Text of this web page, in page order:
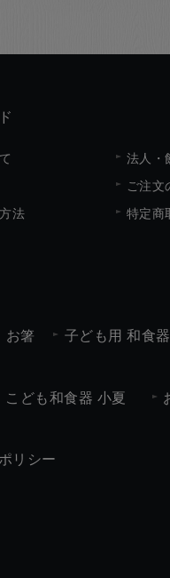
法人・
ご注文
法
特定商
お箸 子ども用 和食器
こども和食器 小夏
リシー